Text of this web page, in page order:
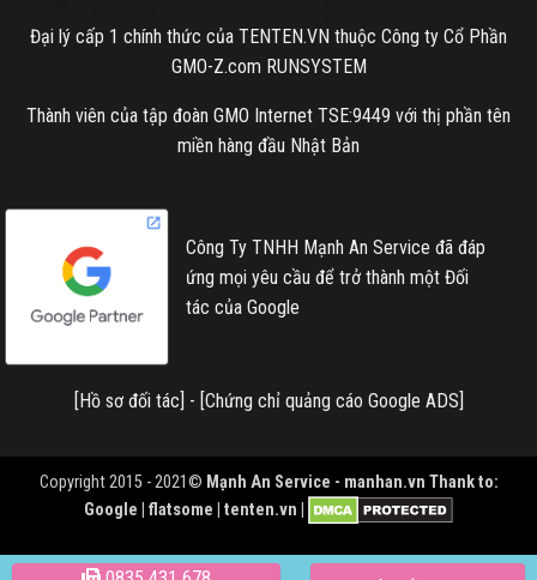
Đại lý cấp 1 chính thức của TENTEN.VN thuộc Công ty Cổ Phần
GMO-Z.com RUNSYSTEM
Thành viên của tập đoàn GMO Internet TSE:9449 với thị phần tên
miền hàng đầu Nhật Bản
Công Ty TNHH Mạnh An Service đã đáp
ứng mọi yêu cầu để trở thành một Đối
tác của Google
[Hồ sơ đối tác] - [Chứng chỉ quảng cáo Google ADS]
Copyright 2015 - 2021© Mạnh An Service - manhan.vn Thank to:
Google | flatsome | tenten.vn |